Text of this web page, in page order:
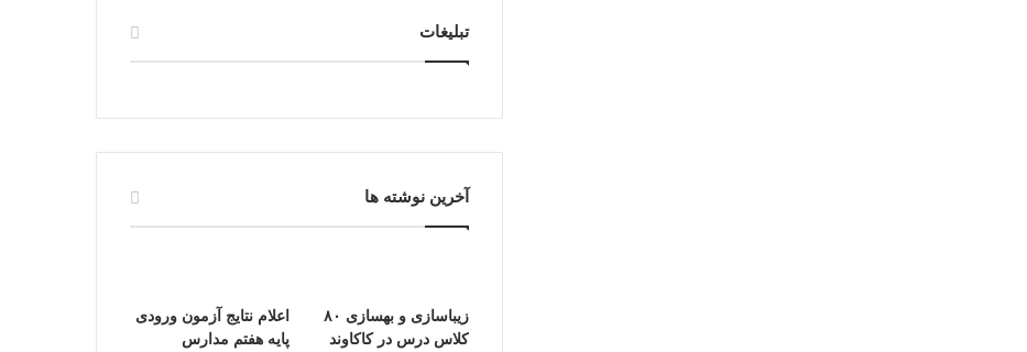
تبلیغات
آخرین نوشته ها
زیباسازی و بهسازی ۸۰
کلاس درس در کاکاوند
اعلام نتایج آزمون ورودی
پایه هفتم مدارس